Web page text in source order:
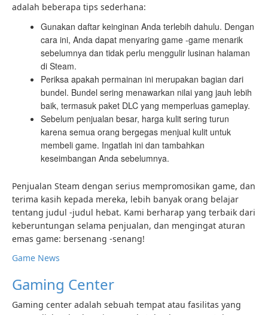
adalah beberapa tips sederhana:
Gunakan daftar keinginan Anda terlebih dahulu. Dengan
cara ini, Anda dapat menyaring game -game menarik
sebelumnya dan tidak perlu menggulir lusinan halaman
di Steam.
Periksa apakah permainan ini merupakan bagian dari
bundel. Bundel sering menawarkan nilai yang jauh lebih
baik, termasuk paket DLC yang memperluas gameplay.
Sebelum penjualan besar, harga kulit sering turun
karena semua orang bergegas menjual kulit untuk
membeli game. Ingatlah ini dan tambahkan
keseimbangan Anda sebelumnya.
Penjualan Steam dengan serius mempromosikan game, dan
terima kasih kepada mereka, lebih banyak orang belajar
tentang judul -judul hebat. Kami berharap yang terbaik dari
keberuntungan selama penjualan, dan mengingat aturan
emas game: bersenang -senang!
Game News
Gaming Center
Gaming center adalah sebuah tempat atau fasilitas yang